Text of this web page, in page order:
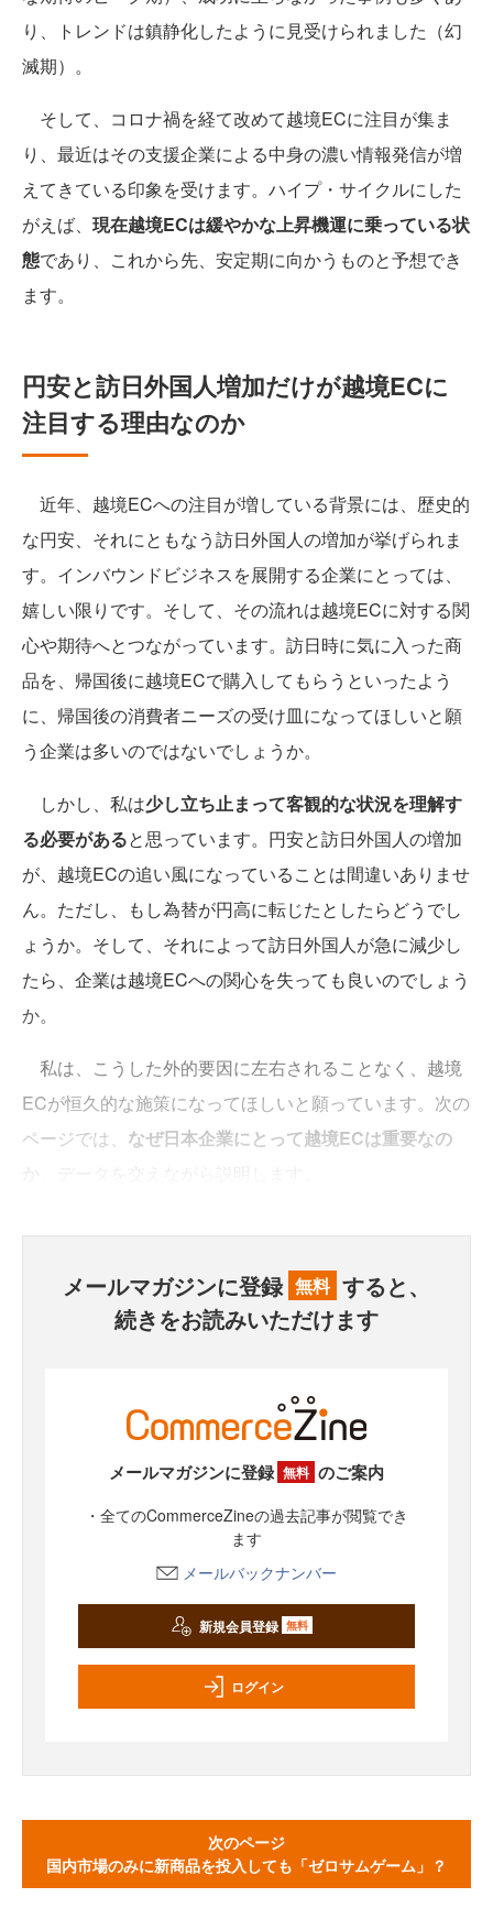
り、トレンドは鎮静化したように見受けられました（幻
滅期）。
そして、コロナ禍を経て改めて越境ECに注目が集ま
り、最近はその支援企業による中身の濃い情報発信が増
えてきている印象を受けます。ハイプ・サイクルにした
がえば、 現在越境ECは緩やかな上昇機運に乗っている状
態であり、これから先、安定期に向かうものと予想でき
ます。
円安と訪日外国人増加だけが越境ECに
注目する理由なのか
近年、越境ECへの注目が増している背景には、歴史的
な円安、それにともなう訪日外国人の増加が挙げられま
す。インバウンドビジネスを展開する企業にとっては、
嬉しい限りです。そして、その流れは越境ECに対する関
心や期待へとつながっています。訪日時に気に入った商
品を、帰国後に越境ECで購入してもらうといったよう
に、帰国後の消費者ニーズの受け皿になってほしいと願
う企業は多いのではないでしょうか。
しかし、私は少し立ち止まって客観的な状況を理解す
る必要があると思っています。円安と訪日外国人の増加
が、越境ECの追い風になっていることは間違いありませ
ん。ただし、もし為替が円高に転じたとしたらどうでし
ょうか。そして、それによって訪日外国人が急に減少し
たら、企業は越境ECへの関心を失っても良いのでしょう
か。
私は、こうした外的要因に左右されることなく、越境
ECが恒久的な施策になってほしいと願っています。次の
ページでは、 なぜ日本企業にとって越境ECは重要なの
メールマガジンに登録 無料 すると、
続きをお読みいただけます
メールマガジンに登録 無料 のご案内
・全てのCommerceZineの過去記事が閲覧でき
ます
メールバックナンバー
新規会員登録 無料
ログイン
次のページ
国内市場のみに新商品を投入しても「ゼロサムゲーム」？